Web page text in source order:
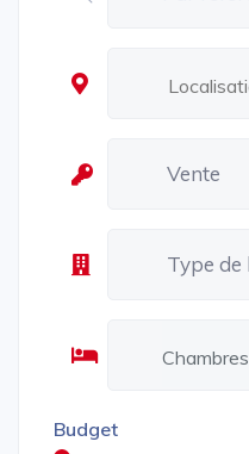
Chambres
Budget